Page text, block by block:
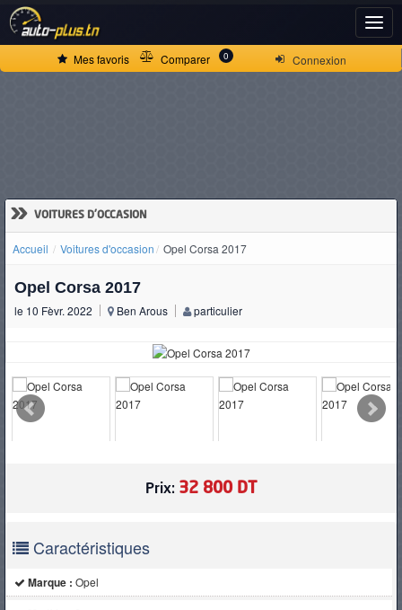
Connexion
Mes favoris Comparer 0
» VOITURES D'OCCASION
Accueil Voitures d'occasion Opel Corsa 2017
Opel Corsa 2017
le 10 Fèvr. 2022 Ben Arous particulier
Prix: 32 800 DT
Caractéristiques
Marque : Opel
ACCUEIL
D'OCCASION